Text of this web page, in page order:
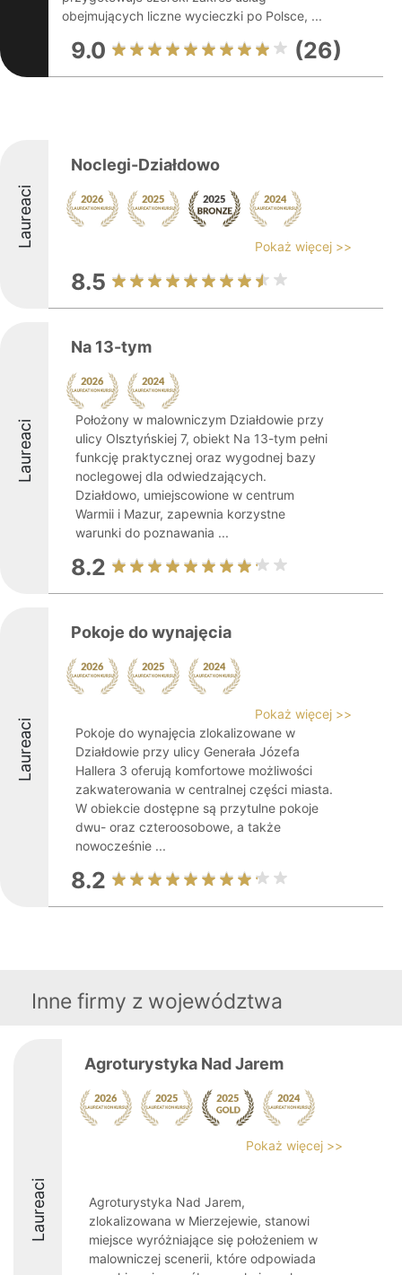
obejmujących liczne wycieczki po Polsce, ...
9.0 (26)
Laureaci
Noclegi-Działdowo
Pokaż więcej >>
8.5
Laureaci
Na 13-tym
Położony w malowniczym Działdowie przy
ulicy Olsztyńskiej 7, obiekt Na 13-tym pełni
funkcję praktycznej oraz wygodnej bazy
noclegowej dla odwiedzających.
Działdowo, umiejscowione w centrum
Warmii i Mazur, zapewnia korzystne
warunki do poznawania ...
8.2
Laureaci
Pokoje do wynajęcia
Pokaż więcej >>
Pokoje do wynajęcia zlokalizowane w
Działdowie przy ulicy Generała Józefa
Hallera 3 oferują komfortowe możliwości
zakwaterowania w centralnej części miasta.
W obiekcie dostępne są przytulne pokoje
dwu- oraz czteroosobowe, a także
nowocześnie ...
8.2
Inne firmy z województwa
Laureaci
Agroturystyka Nad Jarem
Pokaż więcej >>
Agroturystyka Nad Jarem,
zlokalizowana w Mierzejewie, stanowi
miejsce wyróżniające się położeniem w
malowniczej scenerii, które odpowiada